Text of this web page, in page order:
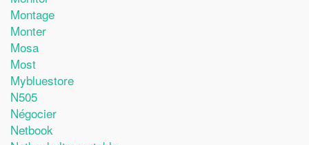
Montage
Monter
Mosa
Most
Mybluestore
N505
Négocier
Netbook